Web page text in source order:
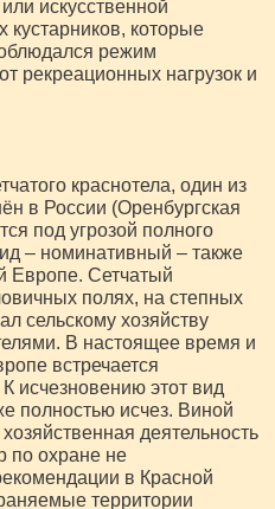
искусственной
кустарников, которые
режим
рекреационных нагрузок и
краснотела, один из
в России (Оренбургская
под угрозой полного
– номинативный – также
Европе. Сетчатый
полях, на степных
сельскому хозяйству
В настоящее время и
встречается
исчезновению этот вид
полностью исчез. Виной
деятельность
по охране не
в Красной
территории